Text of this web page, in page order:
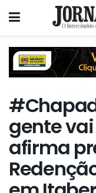
gente
afirma